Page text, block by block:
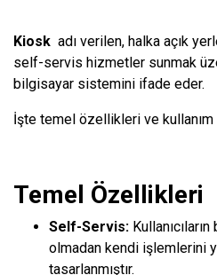
Kiosk adı verilen, halka açık
self-servis hizmetler sunmak
bilgisayar sistemini ifade eder.
İşte temel özellikleri ve kullanım
Temel Özellikleri
Self-Servis:
olmadan kendi işlemlerini
tasarlanmıştır.